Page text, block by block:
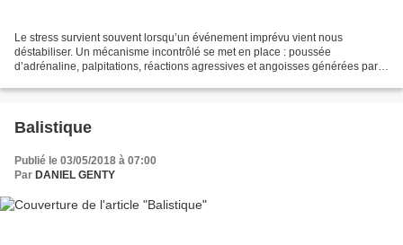
Le stress survient souvent lorsqu’un événement imprévu vient nous
déstabiliser. Un mécanisme incontrôlé se met en place : poussée
d’adrénaline, palpitations, réactions agressives et angoisses générées par
Balistique
Publié le 03/05/2018 à 07:00
Par DANIEL GENTY